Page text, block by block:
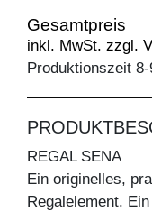
Gesamtpreis
inkl. MwSt. zzgl.
Produktionszeit
REGAL SENA
Ein originelles,
Regalelement.